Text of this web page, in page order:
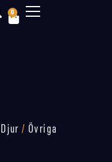
0
Djur / Övriga